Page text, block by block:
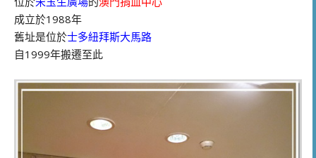
成立於1988年
舊址是位於士多紐拜斯大馬路
自1999年搬遷至此